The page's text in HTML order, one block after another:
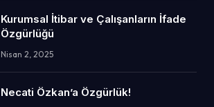
Kurumsal İtibar ve Çalışanların İfade
Özgürlüğü
Nisan 2, 2025
Necati Özkan’a Özgürlük!